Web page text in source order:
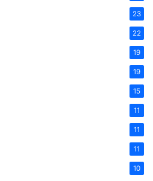
23
22
19
19
15
11
11
11
10